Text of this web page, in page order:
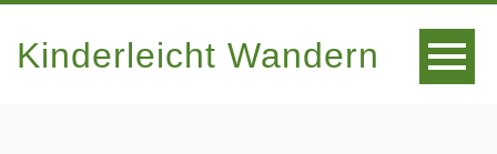
Kinderleicht Wandern